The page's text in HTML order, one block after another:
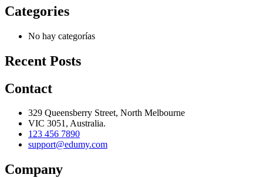
Categories
No hay categorías
Recent Posts
Contact
329 Queensberry Street, North Melbourne
VIC 3051, Australia.
123 456 7890
support@edumy.com
Company